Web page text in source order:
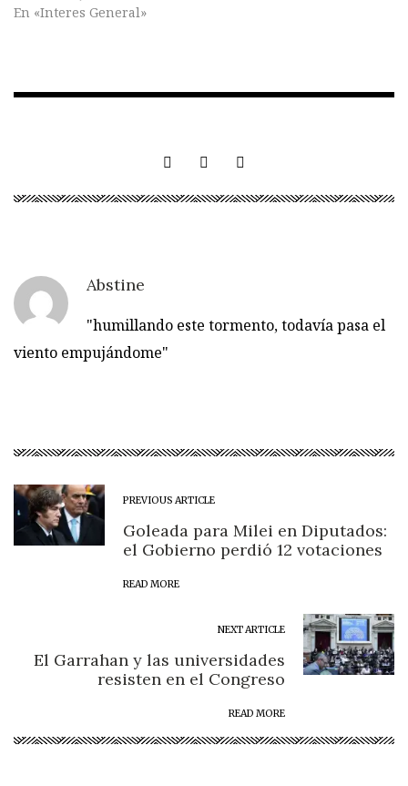
En «Interes General»
Abstine
"humillando este tormento, todavía pasa el
viento empujándome"
PREVIOUS ARTICLE
Goleada para Milei en Diputados:
el Gobierno perdió 12 votaciones
READ MORE
NEXT ARTICLE
El Garrahan y las universidades
resisten en el Congreso
READ MORE